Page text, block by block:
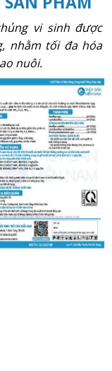
vi sinh được
nhằm tối đa hóa
nuôi.